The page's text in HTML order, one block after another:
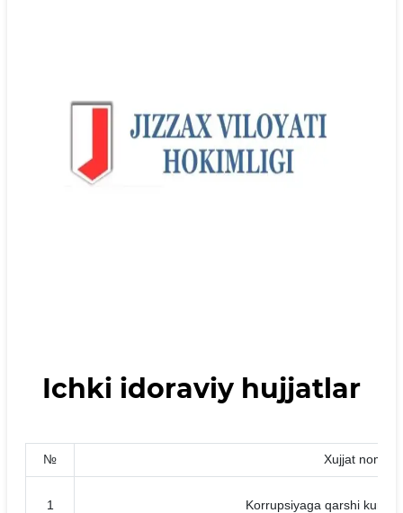
Ichki idoraviy hujjatlar
№ Xujjat nomi
1 Korrupsiyaga qarshi